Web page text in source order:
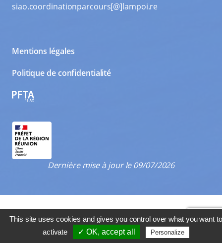
siao.coordinationparcours[@]lampoi.re
Mentions légales
Politique de confidentialité
PFTA
Dernière mise à jour le 09/07/2026
This site uses cookies and gives you control over what you want to
activate
✓ OK, accept all Personalize